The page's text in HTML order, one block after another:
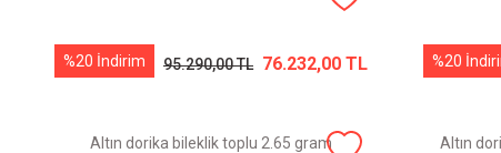
%20 İndirim 95.290,00 TL 76.232,00 TL %20
Altın dorika bileklik toplu 2.65 gram Altın